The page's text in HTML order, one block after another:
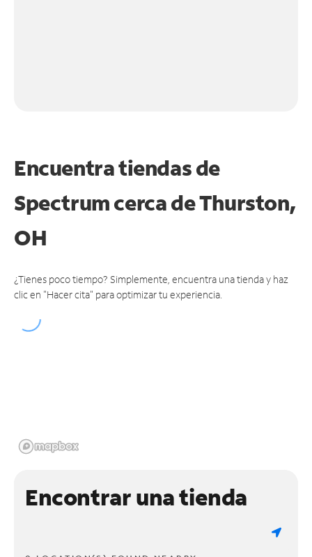
Encuentra tiendas de
Spectrum cerca deThurston,
OH
¿Tienes poco tiempo? Simplemente, encuentra una tienda y haz
clic en "Hacer cita" para optimizar tu experiencia.
Encontrar una tienda